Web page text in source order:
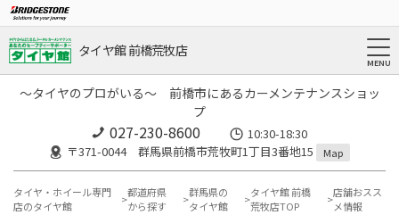
タイヤ館 前橋荒牧店
～タイヤのプロがいる～ 前橋市にあるカーメンテナンスショッ
プ
027-230-8600
10:30-18:30
〒371-0044 群馬県前橋市荒牧町1丁目3番地15
Map
タイヤ・ホイール専門
店のタイヤ館
都道府県
から探す
群馬県の
タイヤ館
タイヤ館 前橋
荒牧店TOP
店舗おスス
メ情報